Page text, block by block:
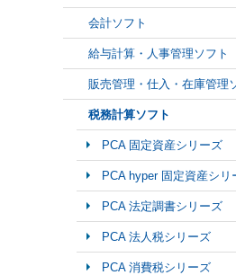
会計ソフト
給与計算・人事管理ソフト
販売管理・仕入・在庫管理
税務計算ソフト
PCA 固定資産シリーズ
PCA hyper 固定資産シリ
PCA 法定調書シリーズ
PCA 法人税シリーズ
PCA 消費税シリーズ